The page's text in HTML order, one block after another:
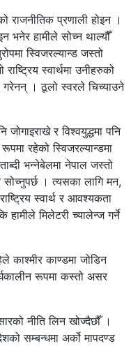
राजनीतिक प्रणाली होइन ।
भनेर हामीले सोच्न थाल्यौँ
स्विजरल्यान्ड जस्तो
स्वार्थमा उनीहरुको
गरेनन् । ठूलो स्वरले चिच्याउने
जोगाइराखे र विश्वयुद्धमा पनि
रहेको स्विजरल्यान्डमा
भन्नेबेलमा नेपाल जस्तो
। त्यसका लागि मन,
स्वार्थ र आवश्यकता
हामीले मिलेटरी च्यालेन्ज गर्ने
काश्मीर काण्डमा जोडिन
रूपमा कस्तो असर
नीति लिन खोज्दैछौँ ।
सम्बन्धमा अर्को मापदण्ड